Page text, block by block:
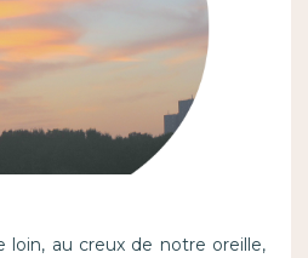
loin, au creux de notre oreille,